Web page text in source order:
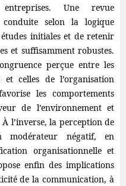
Une revue
selon la logique
initiales et de retenir
et suffisamment robustes.
perçue entre les
et celles de l’organisation
les comportements
de l’environnement et
l’inverse, la perception de
modérateur négatif, en
organisationnelle et
enfin des implications
de la communication, à